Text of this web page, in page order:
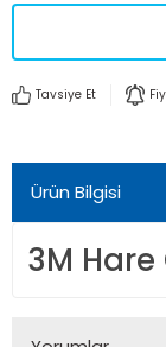
Tavsiye Et
Ürün Bilgisi
3M